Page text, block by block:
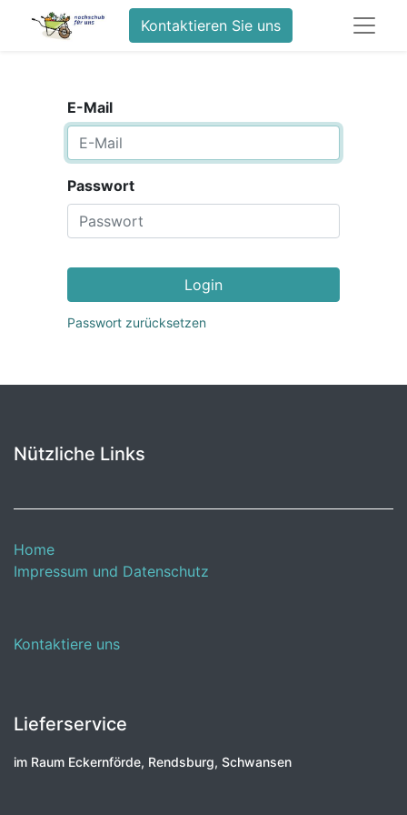
Kontaktieren Sie uns
E-Mail
Passwort
Login
Passwort zurücksetzen
Nützliche Links
Home
Impressum und Datenschutz
Kontaktiere uns
Lieferservice
im Raum Eckernförde, Rendsburg, Schwansen